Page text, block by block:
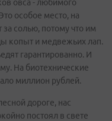
овса - любимого
особое место, на
солью, потому что им
копыт и медвежьих лап.
гарантированно. И
На биотехнические
миллион рублей.
дороге, нас
постоял в свете